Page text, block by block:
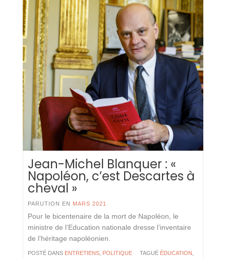
Jean-Michel Blanquer : «
Napoléon, c’est Descartes à
cheval »
PARUTION EN MARS 2021
Pour le bicentenaire de la mort de Napoléon, le
ministre de l’Education nationale dresse l’inventaire
de l’héritage napoléonien.
POSTÉ DANS ENTRETIENS POLITIQUE TAGUÉ ÉDUCATION